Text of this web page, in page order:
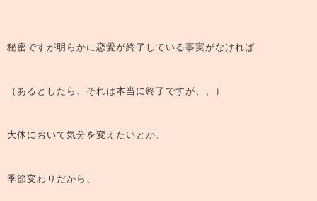
秘密ですが明らかに恋愛が終了している事実がなければ
（あるとしたら、それは本当に終了ですが、、）
大体において気分を変えたいとか、
季節変わりだから、